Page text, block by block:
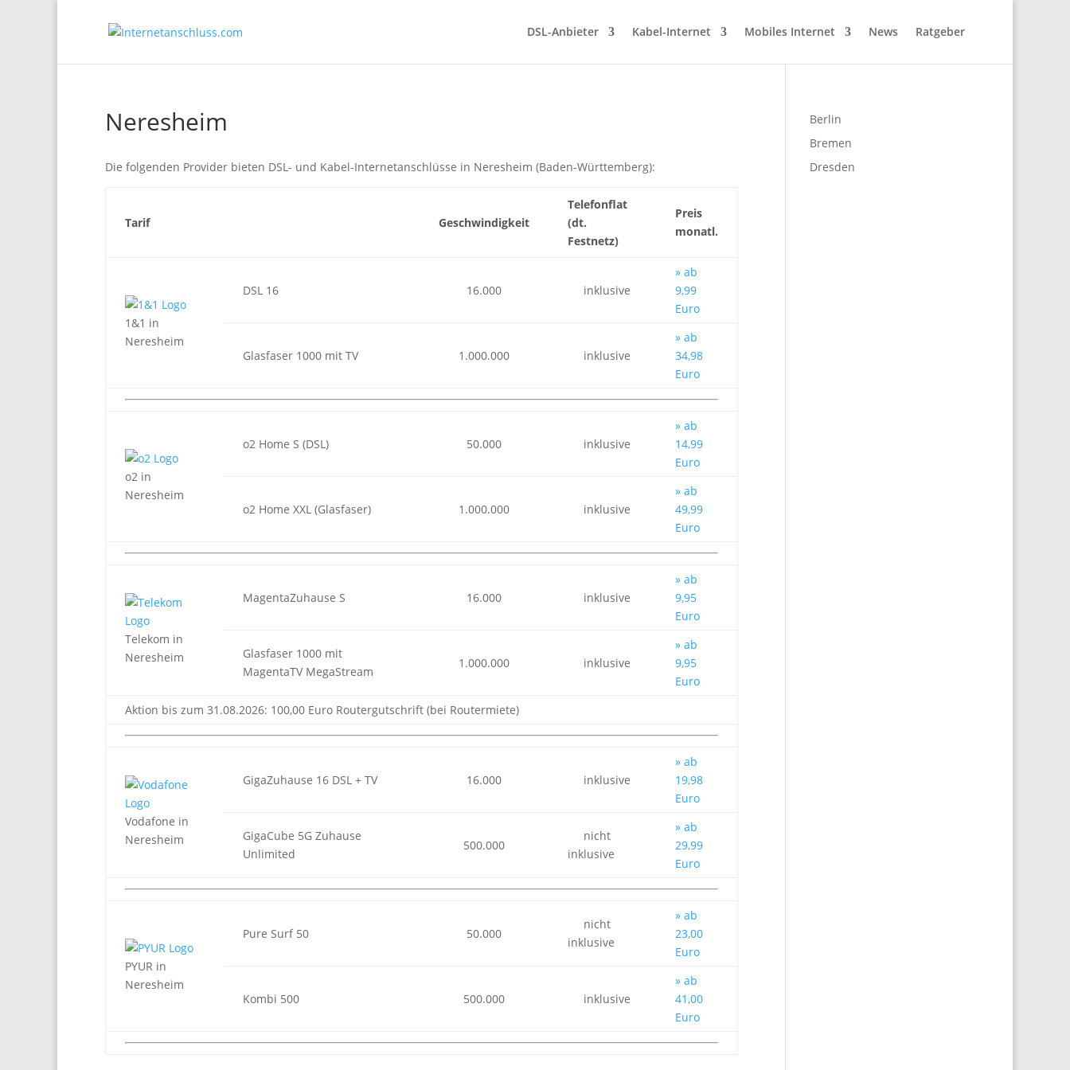
DSL-Anbieter Kabel-Internet Mobiles Internet News Ratgeber
Neresheim
Die folgenden Provider bieten DSL- und Kabel-Internetanschlüsse in Neresheim (Baden-Württemberg):
Tarif Geschwindigkeit
Telefonflat
(dt.
Festnetz)
Preis
monatl.
1&1 in
Neresheim
DSL 16 16.000 inklusive
» ab
9,99
Euro
Glasfaser 1000 mit TV 1.000.000 inklusive
» ab
34,98
Euro
o2 in
Neresheim
o2 Home S (DSL) 50.000 inklusive
» ab
14,99
Euro
o2 Home XXL (Glasfaser) 1.000.000 inklusive
» ab
49,99
Euro
Telekom in
Neresheim
MagentaZuhause S 16.000 inklusive
» ab
9,95
Euro
Glasfaser 1000 mit
MagentaTV MegaStream
1.000.000 inklusive
» ab
9,95
Euro
Aktion bis zum 31.08.2026: 100,00 Euro Routergutschrift (bei Routermiete)
Vodafone in
Neresheim
GigaZuhause 16 DSL + TV 16.000 inklusive
» ab
19,98
Euro
GigaCube 5G Zuhause
Unlimited
500.000
nicht
inklusive
» ab
29,99
Euro
PYUR in
Neresheim
Pure Surf 50 50.000
nicht
inklusive
» ab
23,00
Euro
Kombi 500 500.000 inklusive
» ab
41,00
Euro
Berlin
Bremen
Dresden